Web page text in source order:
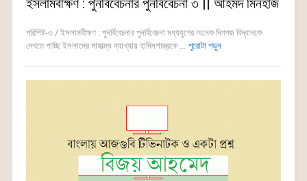
ইসলামবীক্ষণ : পুনর্বিবেচনার পুনর্বিবেচনা ৩ || আহমদ মিনহাজ
পরিশিষ্ট-৩ / ইসলামবীক্ষণ : পুনর্বিবেচনার পুনর্বিবেচনা মধ্যযুগের অনেক দিগগজ বিদ্বানকে
দেখতে পাচ্ছি ইসলামের মাহাত্ম্য ব্যাখ্যায় হাদিসশাস্ত্রকে ... পুরোটা পড়ুন